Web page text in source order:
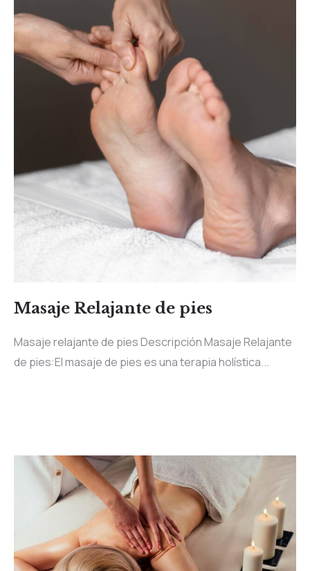
Masaje Relajante de pies
Masaje relajante de pies Descripción Masaje Relajante
de pies:El masaje de pies es una terapia holística...